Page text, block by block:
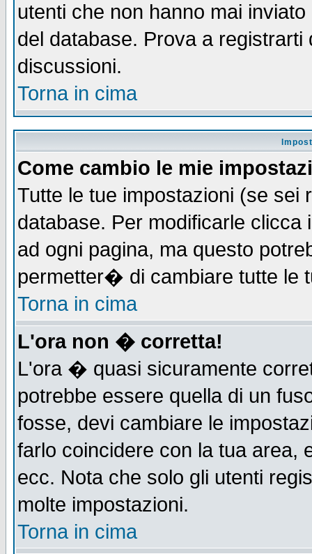
utenti che non hanno mai
del database. Prova a
discussioni.
Torna in cima
Come cambio le mie
Tutte le tue impostazioni (se sei
database. Per modificarle clicca
ad ogni pagina, ma questo
permetter� di cambiare tutte le
Torna in cima
L'ora non � corretta!
L'ora � quasi sicuramente
potrebbe essere quella di un
fosse, devi cambiare le
farlo coincidere con la tua area,
ecc. Nota che solo gli utenti
molte impostazioni.
Torna in cima